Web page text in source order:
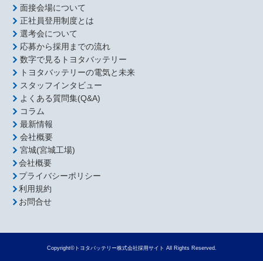
面接会場について
正社員登用制度とは
選考会について
応募から採用までの流れ
数字で見るトヨタバッテリー
トヨタバッテリーの電気と未来
スタッフインタビュー
よくある質問集(Q&A)
コラム
最新情報
会社概要
宮城(宮城工場)
会社概要
プライバシーポリシー
利用規約
お問合せ
Copyright©トヨタバッテリー株式会社採用サイト All Rights Reserved.